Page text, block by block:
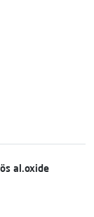
al.oxide